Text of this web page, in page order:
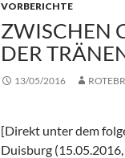
VORBERICHTE
ZWISCHEN
DER
13/05/2016
[Direkt unter dem
Duisburg